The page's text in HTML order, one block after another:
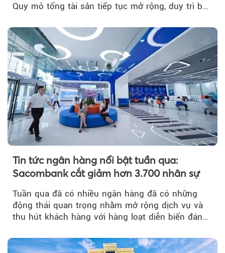
Quy mô tổng tài sản tiếp tục mở rộng, duy trì bộ
Tin tức ngân hàng nổi bật tuần qua:
Sacombank cắt giảm hơn 3.700 nhân sự
Tuần qua đã có nhiều ngân hàng đã có những
động thái quan trọng nhằm mở rộng dịch vụ và
thu hút khách hàng với hàng loạt diễn biến đáng